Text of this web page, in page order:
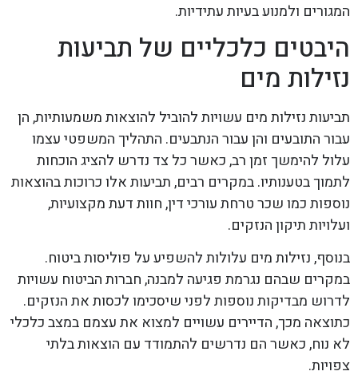
המגורים ולמנוע בעיות עתידיות.
היבטים כלכליים של תביעות
נזילות מים
תביעות נזילות מים עשויות להוביל להוצאות משמעותיות, הן
עבור התובעים והן עבור הנתבעים. התהליך המשפטי עצמו
עלול להימשך זמן רב, כאשר כל צד נדרש להציג הוכחות
לתמוך בטענותיו. במקרים רבים, תביעות אלו כרוכות בהוצאות
נוספות כמו שכר טרחת עורכי דין, חוות דעת מקצועיות,
ועלויות תיקון הנזקים.
בנוסף, נזילות מים עלולות להשפיע על פוליסות ביטוח.
במקרים שבהם נגרמת פגיעה למבנה, חברות הביטוח עשויות
לדרוש מבדיקות נוספות לפני שיסכימו לכסות את הנזקים.
כתוצאה מכך, הדיירים עשויים למצוא את עצמם במצב כלכלי
לא נוח, כאשר הם נדרשים להתמודד עם הוצאות בלתי
צפויות.